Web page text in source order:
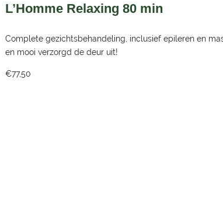
L’Homme Relaxing 80 min
Complete gezichtsbehandeling, inclusief epileren en
en mooi verzorgd de deur uit!
€77,50